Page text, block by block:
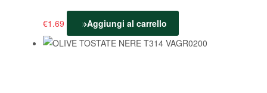
€1.69 Aggiungi al carrello